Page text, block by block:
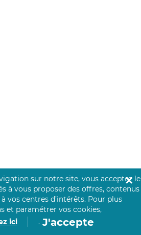
sur notre site, vous acceptez le
à vous proposer des offres, contenus
vos centres d’intérêts. Pour plus
et paramétrer vos cookies,
ici
. J'accepte
✕